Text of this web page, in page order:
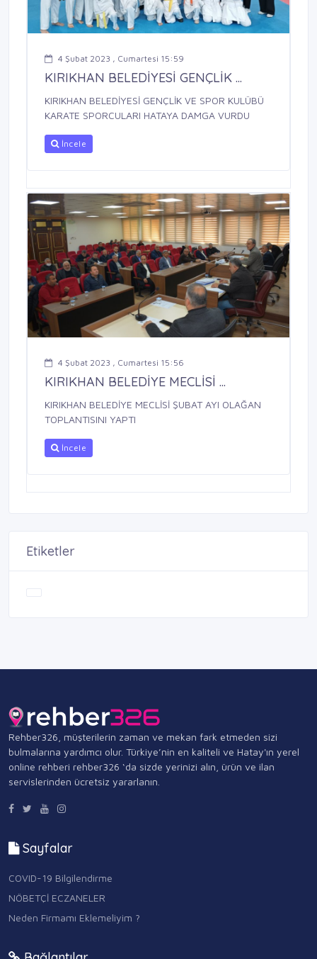
4 Şubat 2023 , Cumartesi 15:59
KIRIKHAN BELEDİYESİ GENÇLİK ...
KIRIKHAN BELEDİYESİ GENÇLİK VE SPOR KULÜBÜ
KARATE SPORCULARI HATAYA DAMGA VURDU
İncele
4 Şubat 2023 , Cumartesi 15:56
KIRIKHAN BELEDİYE MECLİSİ ...
KIRIKHAN BELEDİYE MECLİSİ ŞUBAT AYI OLAĞAN
TOPLANTISINI YAPTI
İncele
Etiketler
Rehber326, müşterilerin zaman ve mekan fark etmeden sizi
bulmalarına yardımcı olur. Türkiye’nin en kaliteli ve Hatay'ın yerel
online rehberi rehber326 ‘da sizde yerinizi alın, ürün ve ilan
servislerinden ücretsiz yararlanın.
Sayfalar
COVID-19 Bilgilendirme
NÖBETÇİ ECZANELER
Neden Firmamı Eklemeliyim ?